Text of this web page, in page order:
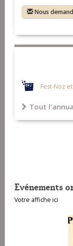
Nous
Fest-Noz
Tout
Evénements
Votre affiche ici